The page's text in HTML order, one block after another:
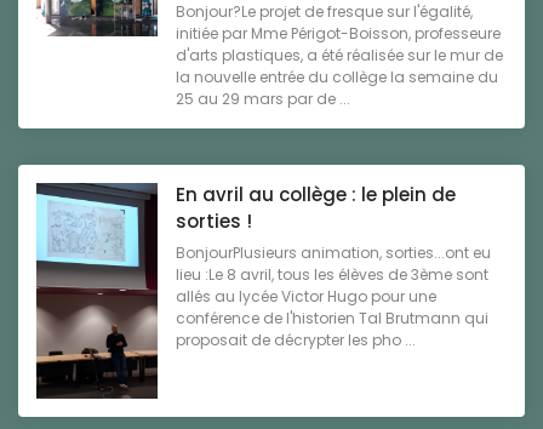
Bonjour?Le projet de fresque sur l'égalité,
initiée par Mme Périgot-Boisson, professeure
d'arts plastiques, a été réalisée sur le mur de
la nouvelle entrée du collège la semaine du
25 au 29 mars par de ...
En avril au collège : le plein de
sorties !
BonjourPlusieurs animation, sorties...ont eu
lieu :Le 8 avril, tous les élèves de 3ème sont
allés au lycée Victor Hugo pour une
conférence de l'historien Tal Brutmann qui
proposait de décrypter les pho ...